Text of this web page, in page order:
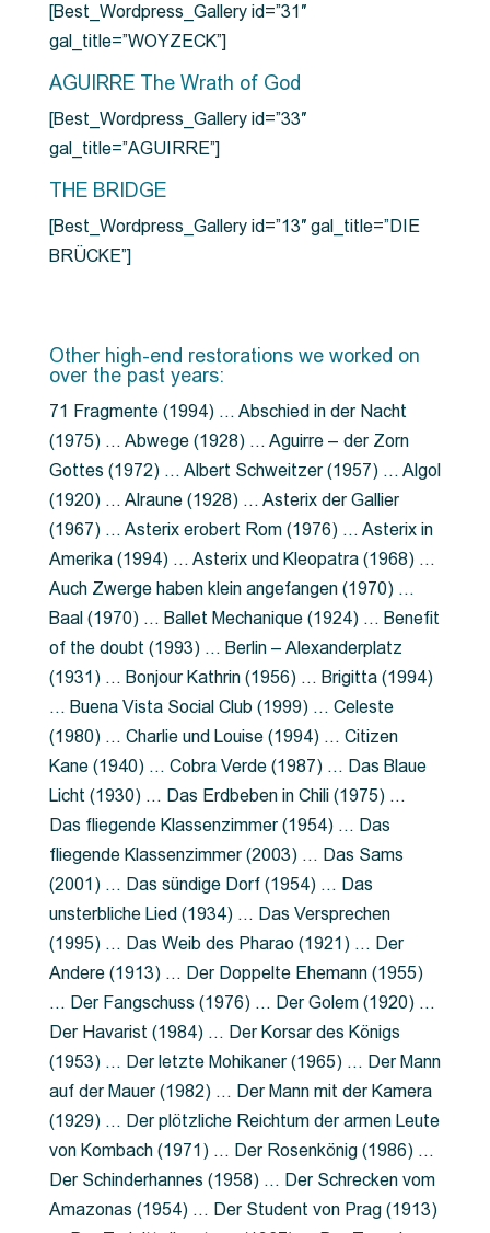
[Best_Wordpress_Gallery id=”31″
gal_title=”WOYZECK”]
AGUIRRE The Wrath of God
[Best_Wordpress_Gallery id=”33″
gal_title=”AGUIRRE”]
THE BRIDGE
[Best_Wordpress_Gallery id=”13″ gal_title=”DIE
BRÜCKE”]
Other high-end restorations we worked on
over the past years:
71 Fragmente (1994) … Abschied in der Nacht
(1975) … Abwege (1928) … Aguirre – der Zorn
Gottes (1972) … Albert Schweitzer (1957) … Algol
(1920) … Alraune (1928) … Asterix der Gallier
(1967) … Asterix erobert Rom (1976) … Asterix in
Amerika (1994) … Asterix und Kleopatra (1968) …
Auch Zwerge haben klein angefangen (1970) …
Baal (1970) … Ballet Mechanique (1924) … Benefit
of the doubt (1993) … Berlin – Alexanderplatz
(1931) … Bonjour Kathrin (1956) … Brigitta (1994)
… Buena Vista Social Club (1999) … Celeste
(1980) … Charlie und Louise (1994) … Citizen
Kane (1940) … Cobra Verde (1987) … Das Blaue
Licht (1930) … Das Erdbeben in Chili (1975) …
Das fliegende Klassenzimmer (1954) … Das
fliegende Klassenzimmer (2003) … Das Sams
(2001) … Das sündige Dorf (1954) … Das
unsterbliche Lied (1934) … Das Versprechen
(1995) … Das Weib des Pharao (1921) … Der
Andere (1913) … Der Doppelte Ehemann (1955)
… Der Fangschuss (1976) … Der Golem (1920) …
Der Havarist (1984) … Der Korsar des Königs
(1953) … Der letzte Mohikaner (1965) … Der Mann
auf der Mauer (1982) … Der Mann mit der Kamera
(1929) … Der plötzliche Reichtum der armen Leute
von Kombach (1971) … Der Rosenkönig (1986) …
Der Schinderhannes (1958) … Der Schrecken vom
Amazonas (1954) … Der Student von Prag (1913)